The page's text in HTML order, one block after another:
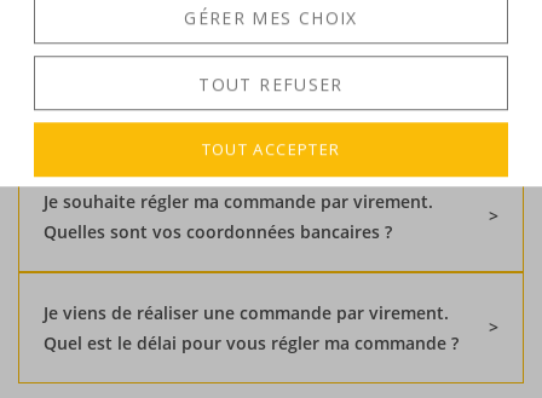
Comment m'assurez que le paiement par carte est
sécurisé sur votre site ?
RÈGLEMENT PAR VIREMENT
Je souhaite régler ma commande par virement.
Quelles sont vos coordonnées bancaires ?
Je viens de réaliser une commande par virement.
Quel est le délai pour vous régler ma commande ?
GÉRER MES CHOIX
TOUT REFUSER
TOUT ACCEPTER